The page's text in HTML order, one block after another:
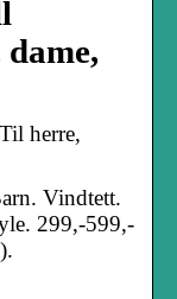
herre,
Vindtett.
299,-599,-